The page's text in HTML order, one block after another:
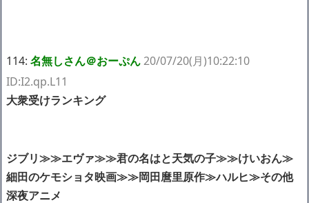
114: 名無しさん＠おーぷん20/07/20(月)10:22:10
ID:I2.qp.L11
大衆受けランキング
ジブリ≫≫エヴァ≫≫君の名はと天気の子≫≫けいおん≫
細田のケモショタ映画≫≫岡田麿里原作≫ハルヒ≫その他
深夜アニメ